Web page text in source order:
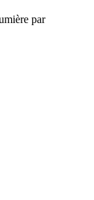
par